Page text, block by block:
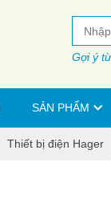
Gợi ý
SẢN PHẨM
Thiết bị điện Hager